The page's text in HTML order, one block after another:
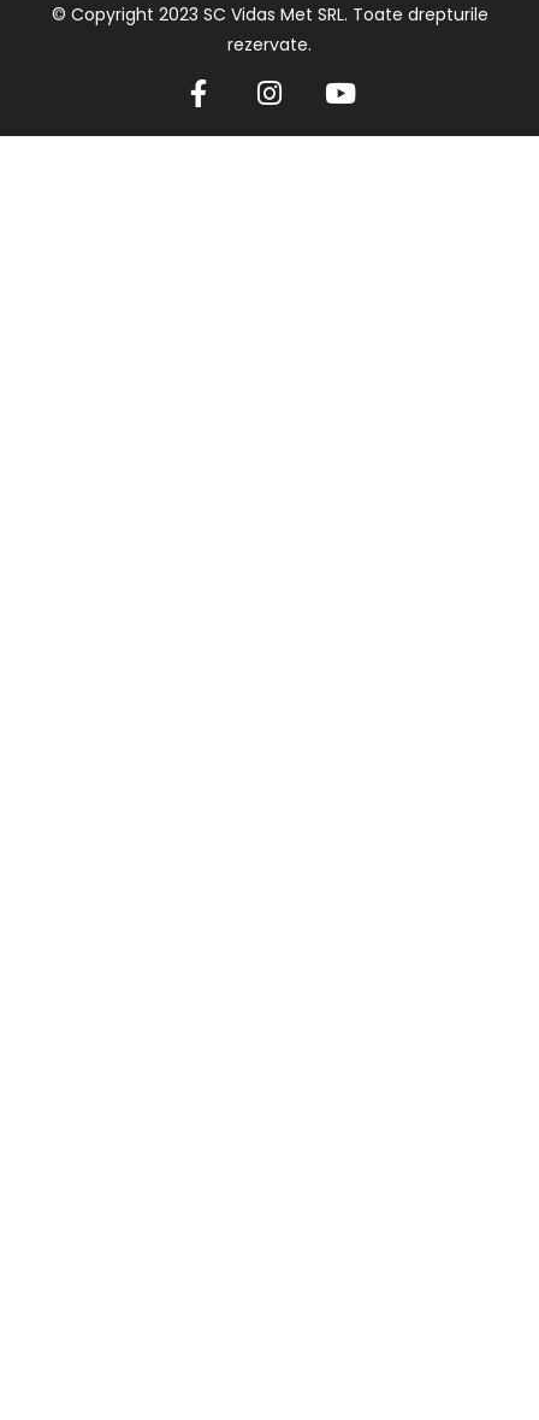
© Copyright 2023 SC Vidas Met SRL. Toate drepturile
rezervate.